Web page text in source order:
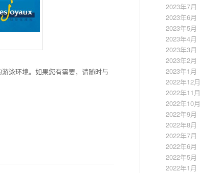
泳环境。如果您有需要，请随时与
2023年7月
2023年6月
2023年5月
2023年4月
2023年3月
2023年2月
2023年1月
2022年12月
2022年11月
2022年10月
2022年9月
2022年8月
2022年7月
2022年6月
2022年5月
2022年1月